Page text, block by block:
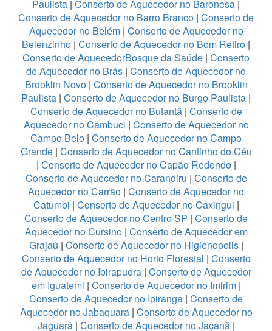
Paulista | Conserto de Aquecedor no Baronesa |
Conserto de Aquecedor no Barro Branco | Conserto de
Aquecedor no Belém| Conserto de Aquecedor no
Belenzinho | Conserto de Aquecedor no Bom Retiro |
Conserto de AquecedorBosque da Saúde | Conserto
de Aquecedor no Brás | Conserto de Aquecedor no
Brooklin Novo| Conserto de Aquecedor no Brooklin
Paulista | Conserto de Aquecedor no Burgo Paulista |
Conserto de Aquecedor no Butantã| Conserto de
Aquecedor no Cambuci | Conserto de Aquecedor no
Campo Belo | Conserto de Aquecedor no Campo
Grande| Conserto de Aquecedor no Cantinho do Céu
| Conserto de Aquecedor no Capão Redondo|
Conserto de Aquecedor no Carandiru | Conserto de
Aquecedor no Carrão | Conserto de Aquecedor no
Catumbi | Conserto de Aquecedor no Caxingui |
Conserto de Aquecedor no Centro SP | Conserto de
Aquecedor no Cursino| Conserto de Aquecedor em
Grajaú | Conserto de Aquecedor no Higienopolis|
Conserto de Aquecedor no Horto Florestal | Conserto
de Aquecedor no Ibirapuera| Conserto de Aquecedor
em Iguatemi | Conserto de Aquecedor no Imirim|
Conserto de Aquecedor no Ipiranga | Conserto de
Aquecedor no Jabaquara| Conserto de Aquecedor no
Jaguará| Conserto de Aquecedor no Jaçanã|